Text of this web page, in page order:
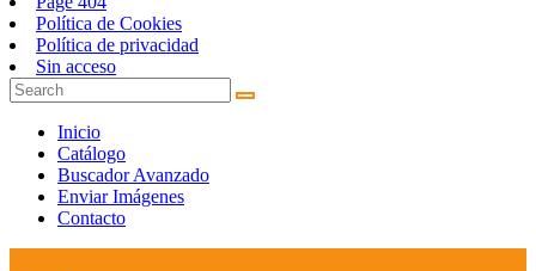
Política de Cookies
Política de privacidad
Sin acceso
Inicio
Catálogo
Buscador Avanzado
Enviar Imágenes
Contacto